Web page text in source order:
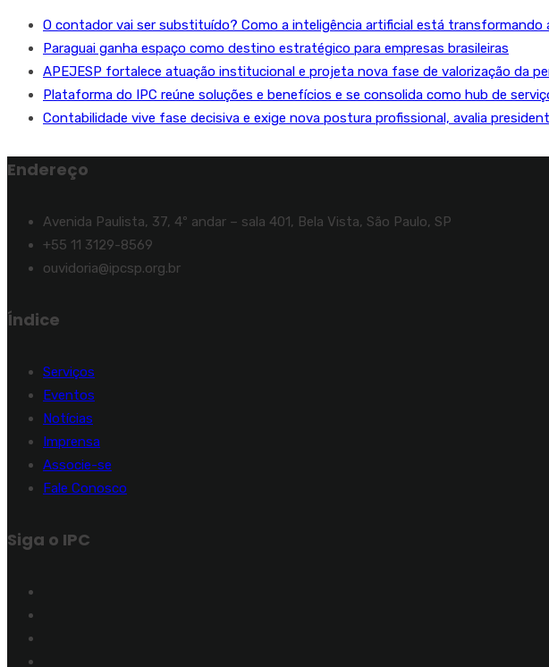
O contador vai ser substituído? Como a inteligência artificial está transformando
Paraguai ganha espaço como destino estratégico para empresas brasileiras
APEJESP fortalece atuação institucional e projeta nova fase de valorização da
Plataforma do IPC reúne soluções e benefícios e se consolida como hub de
Contabilidade vive fase decisiva e exige nova postura profissional, avalia
Endereço
Avenida Paulista, 37, 4º andar – sala 401, Bela Vista, São Paulo, SP
+55 11 3129-8569
ouvidoria@ipcsp.org.br
Índice
Serviços
Eventos
Notícias
Imprensa
Associe-se
Fale Conosco
Siga o IPC